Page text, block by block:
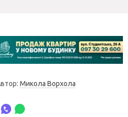
Микола Ворхола